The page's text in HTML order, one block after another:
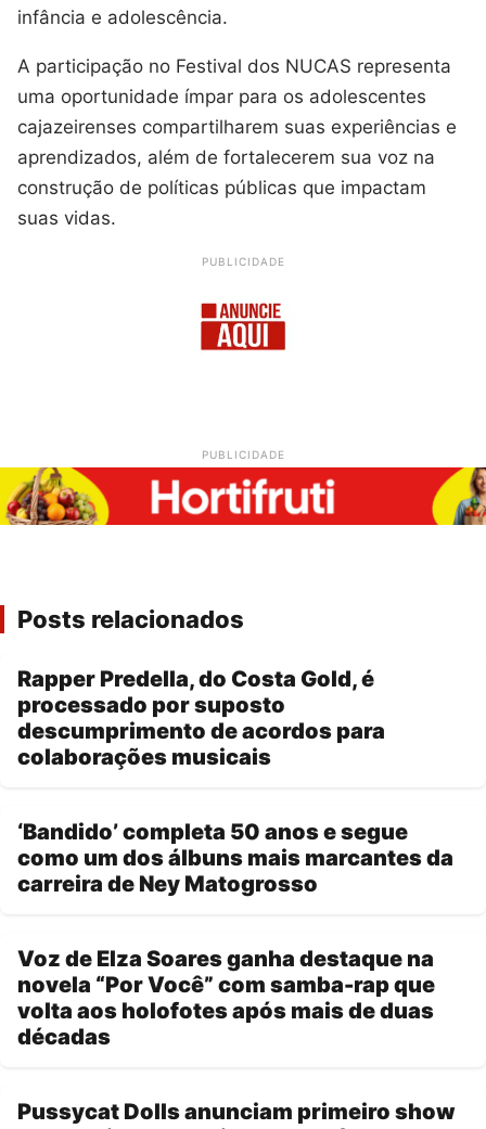
infância e adolescência.
A participação no Festival dos NUCAS representa
uma oportunidade ímpar para os adolescentes
cajazeirenses compartilharem suas experiências e
aprendizados, além de fortalecerem sua voz na
construção de políticas públicas que impactam
suas vidas.
PUBLICIDADE
PUBLICIDADE
Posts relacionados
Rapper Predella, do Costa Gold, é
processado por suposto
descumprimento de acordos para
colaborações musicais
‘Bandido’ completa 50 anos e segue
como um dos álbuns mais marcantes da
carreira de Ney Matogrosso
Voz de Elza Soares ganha destaque na
novela “Por Você” com samba-rap que
volta aos holofotes após mais de duas
décadas
Pussycat Dolls anunciam primeiro show